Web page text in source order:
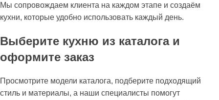
Мы сопровождаем клиента на каждом этапе и создаём
кухни, которые удобно использовать каждый день.
Выберите кухню из каталога и
оформите заказ
Просмотрите модели каталога, подберите подходящий
стиль и материалы, а наши специалисты помогут